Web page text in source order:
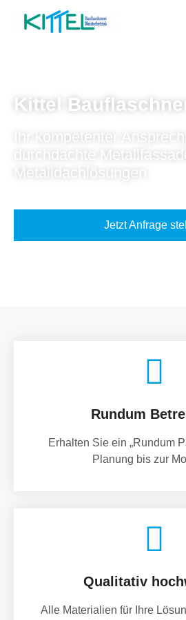
Kittel
Ihr kompetenter
durchdachte
Metalldachlösungen.
Jetzt Anfrage
Rundum
Erhalten Sie ein „Rundum
Planung bis zur
Qualitativ
Alle Materialien für Ihre